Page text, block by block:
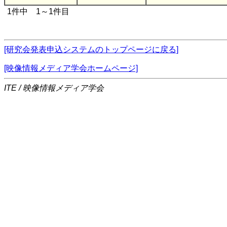
1件中 1～1件目
[研究会発表申込システムのトップページに戻る]
[映像情報メディア学会ホームページ]
ITE / 映像情報メディア学会